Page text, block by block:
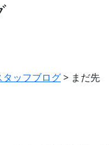
タッフブログ> まだ先